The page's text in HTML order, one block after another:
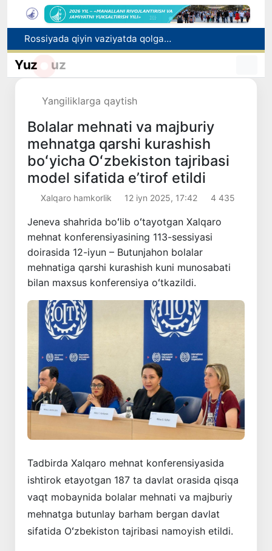
Rossiyada qiyin vaziyatda qolgan yuzlab o‘zbekistonliklar ortga qaytarildi
2030 yilgacha xavfli chiqindilarni qayta ishlash darajasi 20 foizga yetkaziladi
Toshkentda PPX inspektori 13 yoshli bolani qutqarib qoldi
Yuz uz
Yangiliklarga qaytish
Bolalar mehnati va majburiy
mehnatga qarshi kurashish
boʻyicha Oʻzbekiston tajribasi
model sifatida eʼtirof etildi
Xalqaro hamkorlik 12 iyn 2025, 17:42 4 435
Jeneva shahrida boʻlib oʻtayotgan Xalqaro
mehnat konferensiyasining 113-sessiyasi
doirasida 12-iyun – Butunjahon bolalar
mehnatiga qarshi kurashish kuni munosabati
bilan maxsus konferensiya oʻtkazildi.
Tadbirda Xalqaro mehnat konferensiyasida
ishtirok etayotgan 187 ta davlat orasida qisqa
vaqt mobaynida bolalar mehnati va majburiy
mehnatga butunlay barham bergan davlat
sifatida Oʻzbekiston tajribasi namoyish etildi.